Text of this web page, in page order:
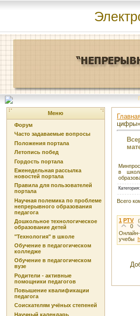
Меню
Форум
Часто задаваемые вопросы
Положения портала
Летопись побед
Гордость портала
Еженедельная рассылка
новостей портала
Правила для пользователей
портала
Научная полемика по проблеме
непрерывного образования
педагога
Дошкольное технологическое
образование детей
"Технология" в школе
Обучение в педагогическом
колледже
Обучение в педагогическом
вузе
Родители - активные
помощники педагогов
Повышение квалификации
педагога
Соискателям учёных степеней
Научный календарь
цифры»
в
Категория:
Всего
1 PTV
0
Онлайн-
учебы